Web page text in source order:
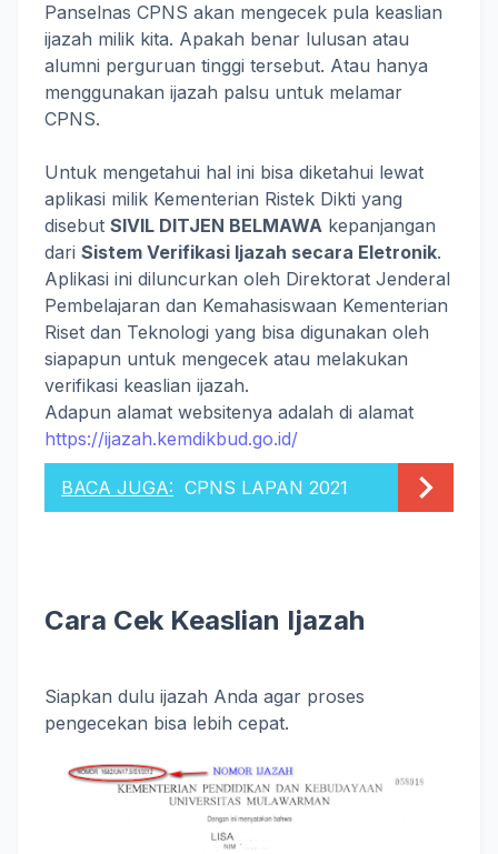
Panselnas CPNS akan mengecek pula keaslian
ijazah milik kita. Apakah benar lulusan atau
alumni perguruan tinggi tersebut. Atau hanya
menggunakan ijazah palsu untuk melamar
CPNS.
Untuk mengetahui hal ini bisa diketahui lewat
aplikasi milik Kementerian Ristek Dikti yang
disebut SIVIL DITJEN BELMAWA kepanjangan
dari Sistem Verifikasi Ijazah secara Eletronik.
Aplikasi ini diluncurkan oleh Direktorat Jenderal
Pembelajaran dan Kemahasiswaan Kementerian
Riset dan Teknologi yang bisa digunakan oleh
siapapun untuk mengecek atau melakukan
verifikasi keaslian ijazah.
Adapun alamat websitenya adalah di alamat
https://ijazah.kemdikbud.go.id/
BACA JUGA: CPNS LAPAN 2021
Cara Cek Keaslian Ijazah
Siapkan dulu ijazah Anda agar proses
pengecekan bisa lebih cepat.